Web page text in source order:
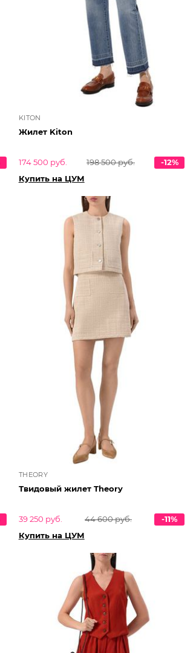
KITON
Жилет Kiton
174 500 руб. 198 500 руб.
-12%
Купить на ЦУМ
THEORY
Твидовый жилет Theory
39 250 руб. 44 600 руб.
-11%
Купить на ЦУМ